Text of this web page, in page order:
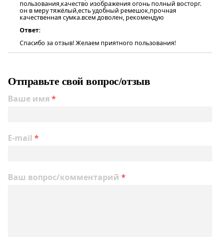
пользования,качество изображения огонь полный восторг.
он в меру тяжёлый,есть удобный ремешок,прочная
качественная сумка.всем доволен, рекомендую
Ответ:
Спасибо за отзыв! Желаем приятного пользования!
Отправьте свой вопрос/отзыв
Ваше имя *
E-mail *
Ваш вопрос/комментарий *